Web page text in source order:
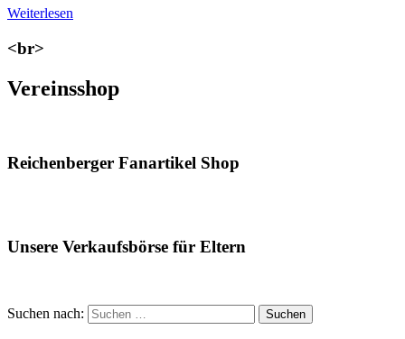
Weiterlesen
<br>
Vereinsshop
Reichenberger Fanartikel Shop
Unsere Verkaufsbörse für Eltern
Suchen nach: Suchen